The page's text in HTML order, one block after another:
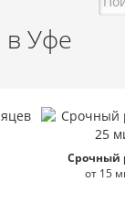
в Уфе
Срочный
от 15